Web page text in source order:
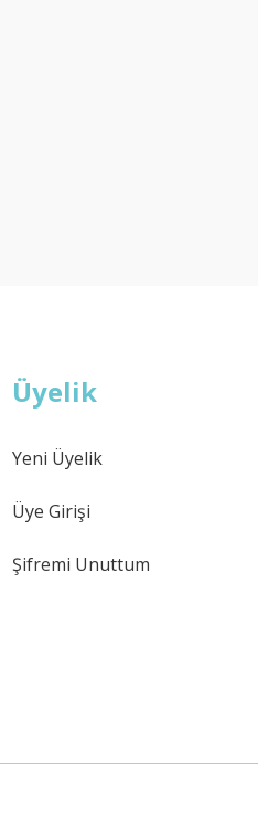
Üyelik
Yeni Üyelik
Üye Girişi
Şifremi Unuttum